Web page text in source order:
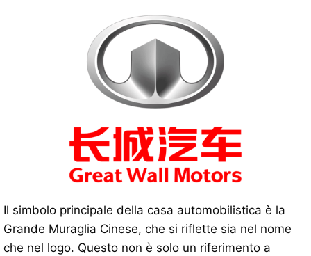
Il simbolo principale della casa automobilistica è la
Grande Muraglia Cinese, che si riflette sia nel nome
che nel logo. Questo non è solo un riferimento a